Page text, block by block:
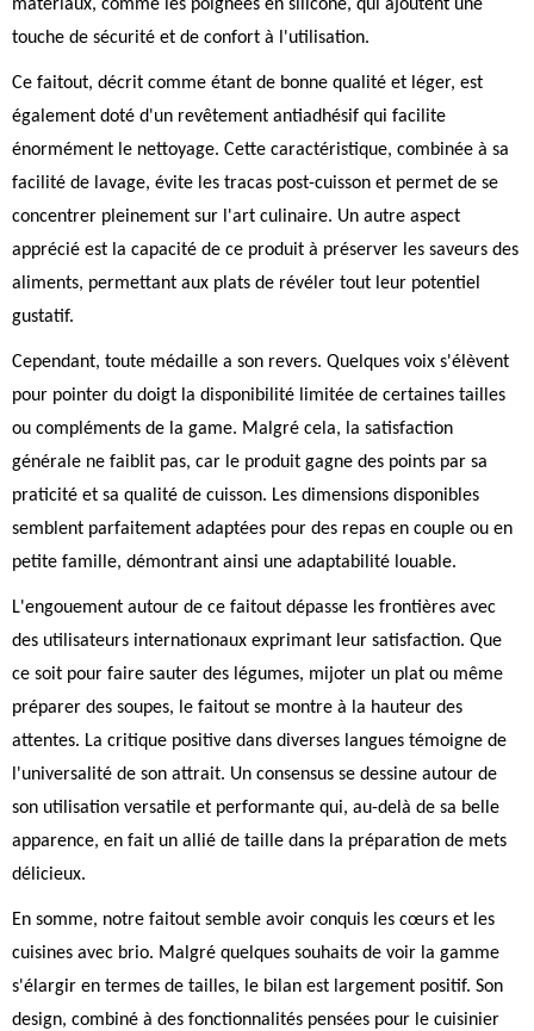
matériaux, comme les poignées en silicone, qui ajoutent une
touche de sécurité et de confort à l'utilisation.
Ce faitout, décrit comme étant de bonne qualité et léger, est
également doté d'un revêtement antiadhésif qui facilite
énormément le nettoyage. Cette caractéristique, combinée à sa
facilité de lavage, évite les tracas post-cuisson et permet de se
concentrer pleinement sur l'art culinaire. Un autre aspect
apprécié est la capacité de ce produit à préserver les saveurs des
aliments, permettant aux plats de révéler tout leur potentiel
gustatif.
Cependant, toute médaille a son revers. Quelques voix s'élèvent
pour pointer du doigt la disponibilité limitée de certaines tailles
ou compléments de la game. Malgré cela, la satisfaction
générale ne faiblit pas, car le produit gagne des points par sa
praticité et sa qualité de cuisson. Les dimensions disponibles
semblent parfaitement adaptées pour des repas en couple ou en
petite famille, démontrant ainsi une adaptabilité louable.
L'engouement autour de ce faitout dépasse les frontières avec
des utilisateurs internationaux exprimant leur satisfaction. Que
ce soit pour faire sauter des légumes, mijoter un plat ou même
préparer des soupes, le faitout se montre à la hauteur des
attentes. La critique positive dans diverses langues témoigne de
l'universalité de son attrait. Un consensus se dessine autour de
son utilisation versatile et performante qui, au-delà de sa belle
apparence, en fait un allié de taille dans la préparation de mets
délicieux.
En somme, notre faitout semble avoir conquis les cœurs et les
cuisines avec brio. Malgré quelques souhaits de voir la gamme
s'élargir en termes de tailles, le bilan est largement positif. Son
design, combiné à des fonctionnalités pensées pour le cuisinier